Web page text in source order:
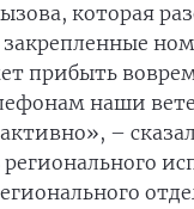
которая
прибыть
наши
–